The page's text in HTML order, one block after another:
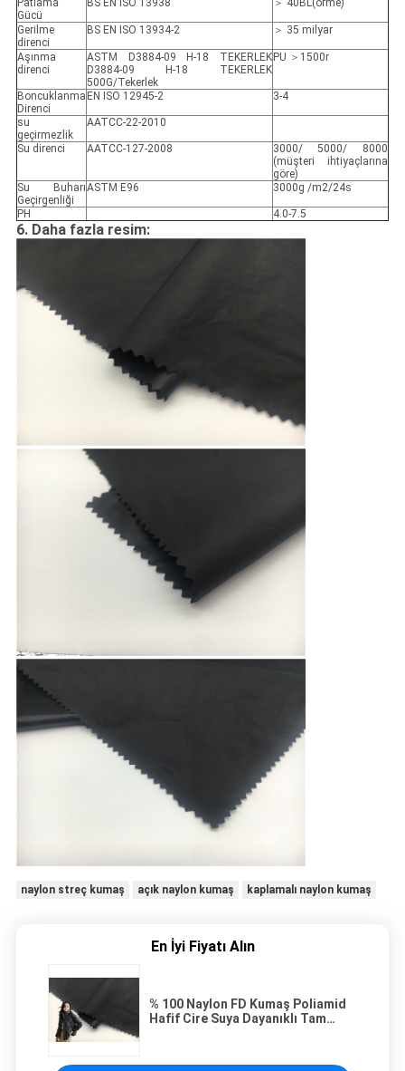
Patlama
Gücü
BS EN ISO 13938 ＞ 40BL(örme)
Gerilme
direnci
BS EN ISO 13934-2 ＞ 35 milyar
Aşınma
direnci
ASTM D3884-09 H-18 TEKERLEK
D3884-09 H-18 TEKERLEK
500G/Tekerlek
PU ＞1500r
Boncuklanma
Direnci
EN ISO 12945-2 3-4
su
geçirmezlik
AATCC-22-2010
Su direnci AATCC-127-2008
3000/ 5000/ 8000
(müşteri ihtiyaçlarına
göre)
Su Buharı
Geçirgenliği
ASTM E96 3000g /m2/24s
PH 4.0-7.5
6. Daha fazla resim:
naylon streç kumaş açık naylon kumaş kaplamalı naylon kumaş
En İyi Fiyatı Alın
% 100 Naylon FD Kumaş Poliamid
Hafif Cire Suya Dayanıklı Tam